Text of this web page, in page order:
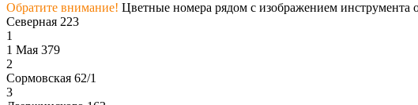
Обратите внимание! Цветные номера рядом с изображением
Северная 223
1
1 Мая 379
2
Сормовская 62/1
3